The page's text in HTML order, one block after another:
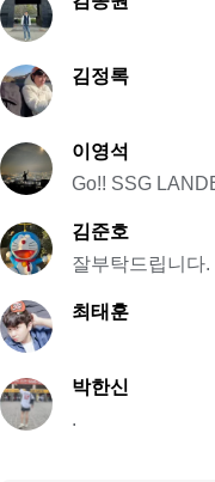
김정록
이영석
Go!! SSG
김준호
잘부탁드립니다.
최태훈
박한신
.